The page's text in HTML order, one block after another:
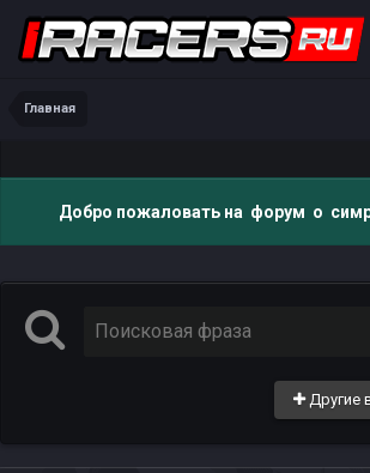
Главная
Добро пожаловать на форум о
Другие